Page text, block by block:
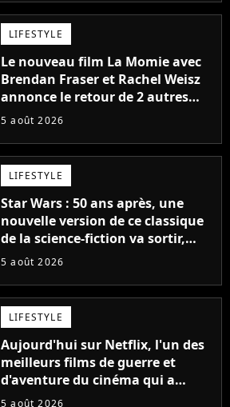
LIFESTYLE
Le nouveau film La Momie avec
Brendan Fraser et Rachel Weisz
annonce le retour de 2 autres
personnages emblématiques de
5 août 2026
LIFESTYLE
Star Wars : 50 ans après, une
nouvelle version de ce classique
de la science-fiction va sortir,
mais on ne la verra jamais en
5 août 2026
LIFESTYLE
Aujourd'hui sur Netflix, l'un des
meilleurs films de guerre et
d'aventure du cinéma qui a
connu un succès retentissant à
5 août 2026